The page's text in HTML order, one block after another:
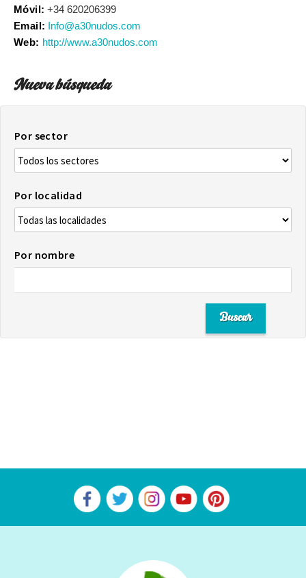
Móvil: +34 620206399
Email: Info@a30nudos.com
Web: http://www.a30nudos.com
Nueva búsqueda
Por sector
Por localidad
Por nombre